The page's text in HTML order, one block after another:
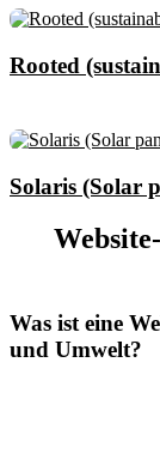
Rooted
Solaris (Solar
Was ist eine
und Umwelt?